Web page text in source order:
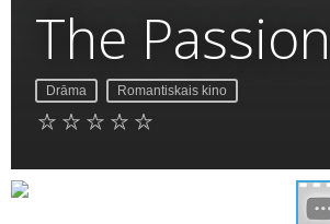
The
Drāma Romantiskais kino